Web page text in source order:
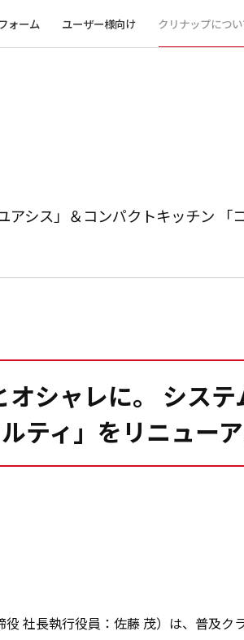
ォーム ユーザー様向け クリナップにつ
シス」＆コンパクトキッチン 「
シャレに。 シス
ティ」をリニュー
社長執行役員：佐藤 茂）は、普及